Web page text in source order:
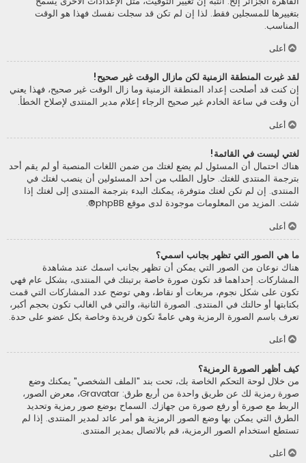
بتغييرها للمسجلين فقط. لذا إن لم تكن قد سجلت نفسك فهذا هو الوقت
المناسب.
أعلى
لقد غيرت المنطقة الزمنية لكن مازال الوقت غير صحيح!
إن كنت قد أصلحت إعداد المنطقة الزمنية وما زال الوقت غير صحيح، فهذا يعني
أن وقت في ساعة الخادم غير صحيح الرجاء إعلام مدير المنتدى لإصلاح الخطأ.
أعلى
لغتي ليست في القائمة!
هناك احتمال أن المسئول لم يضع لغتك من ضمن اللغات المنصبة أو لم يقم أحد
بترجمة المنتدى للغتك. حاول الطلب من أحد المسئولين أن ينصب لغتك في
المنتدى. إن لم تكن لغتك متوفرة، يمكنك البدء بترجمة المنتدى إلى لغتك إذا
شئت. المزيد من المعلومات موجودة لدى موقع phpBB
®.
أعلى
ما هي الصور التي تظهر بجانب اسمي؟
هناك نوعان من الصور التي يمكن أن تظهر بجانب اسمك عند مشاهدة
المشاركات. إحداهما قد تكون صورة خاصة برتبتك في المنتدى، بشكل عام فهي
تكون على شكل نجوم، مربعات أو نقاط، وهي توضح عدد المشاركات التي قمت
بكتابتها أو حالتك في المنتدى. الصورة الثانية، والتي في الغالب تكون بحجم أكبر،
تعرف باسم الصورة الرمزية وهي عامةً تكون فريدة وخاصة بكل عضو على حدة.
أعلى
كيف أظهر الصورة الرمزية؟
من خلال لوحة التحكم الخاصة بك، تحت بند "الملف الشخصي" يمكنك وضع
صورة رمزية لك عن طريق واحدة من أربع طرق: Gravatar، معرض الصور،
الربط مع صورة أو رفع صورة من جهازك. السماح بوضع صور رمزية وتحديد
الطرق التي يمكن بها وضع الصور الرمزية هو أمر عائد لمدير المنتدى. إذا لم
تستطع استخدام الصور الرمزية، قم بالاتصال بمدير المنتدى.
أعلى